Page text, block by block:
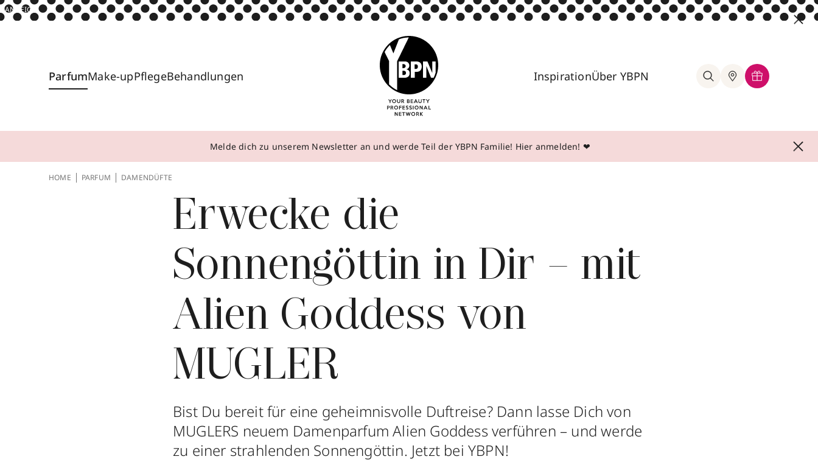
ANZEIGE
ParfumMake-upPflegeBehandlungen InspirationÜber YBPN
Melde dich zu unserem Newsletter an und werde Teil der YBPN Familie! Hier anmelden! ❤
HOME PARFUM DAMENDÜFTE
Erwecke die
Sonnengöttin in Dir – mit
Alien Goddess von
MUGLER
Bist Du bereit für eine geheimnisvolle Duftreise? Dann lasse Dich von
MUGLERS neuem Damenparfum Alien Goddess verführen – und werde
zu einer strahlenden Sonnengöttin. Jetzt bei YBPN!